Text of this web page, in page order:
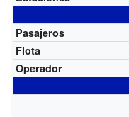
Pasajeros
Flota
Operador